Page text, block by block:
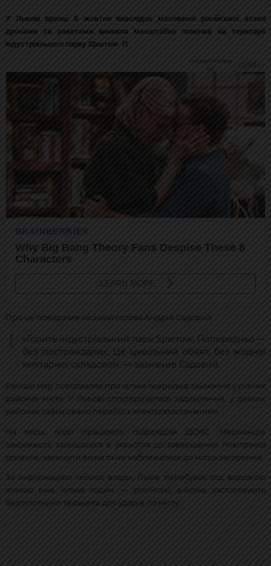
У Львові вранці 5 жовтня внаслідок масованої російської атаки
дронами та ракетами виникла масштабна пожежа на території
індустріального парку Sparrow. П
Про це повідомив міський голова Андрій Садовий.
«Горить індустріальний парк Sparrow. Попередньо —
без постраждалих. Це цивільний об’єкт, без жодної
мілітарної складової», — зазначив Садовий.
Раніше мер повідомляв про кілька осередків займання у різних
районах міста. У Львові спостерігається задимлення, у деяких
районах зафіксовано перебої з електропостачанням.
На місці події працюють підрозділи ДСНС. Мешканців
закликають залишатися в укриттях до завершення повітряної
тривоги, зачинити вікна та не наближатися до місць загоряння.
За інформацією міської влади, Львів перебуває під ворожою
атакою вже кілька годин — російські війська застосовують
безпілотники та ракети для ударів по місту.